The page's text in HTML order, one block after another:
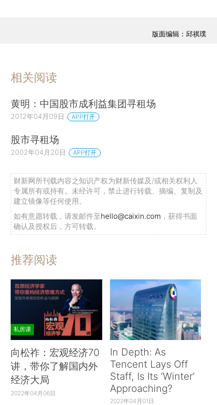
版面编辑：邱祺璞
相关阅读
黄明：中国股市成利益集团寻租场
2012年04月09日 APP打开
股市寻租场
2002年04月20日 APP打开
财新网所刊载内容之知识产权为财新传媒及/或相关权利人
专属所有或持有。未经许可，禁止进行转载、摘编、复制及
建立镜像等任何使用。
如有意愿转载，请发邮件至hello@caixin.com ，获得书面
确认及授权后，方可转载。
推荐阅读
私房课
向松祚：宏观经济70
讲，带你了解国内外
经济大局
2022年04月06日
In Depth: As
Tencent Lays Off
Staff, Is Its ‘Winter’
Approaching?
2022年04月01日